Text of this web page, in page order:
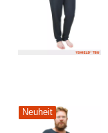
Neuheit